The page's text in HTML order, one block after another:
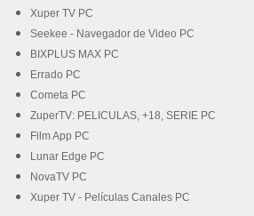
Xuper TV PC
Seekee - Navegador de Video PC
BIXPLUS MAX PC
Errado PC
Cometa PC
ZuperTV: PELICULAS, +18, SERIE PC
Film App PC
Lunar Edge PC
NovaTV PC
Xuper TV - Películas Canales PC